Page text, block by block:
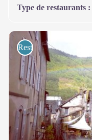
Type de restaurants :
Restaurants